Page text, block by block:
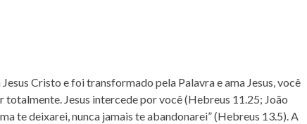
Cristo e foi transformado pela Palavra e ama Jesus, você
Jesus intercede por você (Hebreus 11.25; João
te deixarei, nunca jamais te abandonarei” (Hebreus 13.5). A